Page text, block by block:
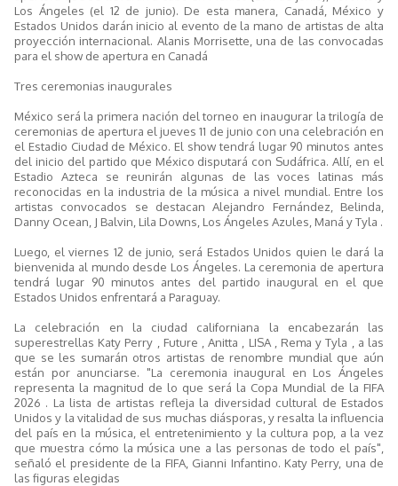
Los Ángeles (el 12 de junio). De esta manera, Canadá, México y
Estados Unidos darán inicio al evento de la mano de artistas de alta
proyección internacional. Alanis Morrisette, una de las convocadas
para el show de apertura en Canadá
Tres ceremonias inaugurales
México será la primera nación del torneo en inaugurar la trilogía de
ceremonias de apertura el jueves 11 de junio con una celebración en
el Estadio Ciudad de México. El show tendrá lugar 90 minutos antes
del inicio del partido que México disputará con Sudáfrica. Allí, en el
Estadio Azteca se reunirán algunas de las voces latinas más
reconocidas en la industria de la música a nivel mundial. Entre los
artistas convocados se destacan Alejandro Fernández, Belinda,
Danny Ocean, J Balvin, Lila Downs, Los Ángeles Azules, Maná y Tyla .
Luego, el viernes 12 de junio, será Estados Unidos quien le dará la
bienvenida al mundo desde Los Ángeles. La ceremonia de apertura
tendrá lugar 90 minutos antes del partido inaugural en el que
Estados Unidos enfrentará a Paraguay.
La celebración en la ciudad californiana la encabezarán las
superestrellas Katy Perry , Future , Anitta , LISA , Rema y Tyla , a las
que se les sumarán otros artistas de renombre mundial que aún
están por anunciarse. "La ceremonia inaugural en Los Ángeles
representa la magnitud de lo que será la Copa Mundial de la FIFA
2026 . La lista de artistas refleja la diversidad cultural de Estados
Unidos y la vitalidad de sus muchas diásporas, y resalta la influencia
del país en la música, el entretenimiento y la cultura pop, a la vez
que muestra cómo la música une a las personas de todo el país",
señaló el presidente de la FIFA, Gianni Infantino. Katy Perry, una de
las figuras elegidas